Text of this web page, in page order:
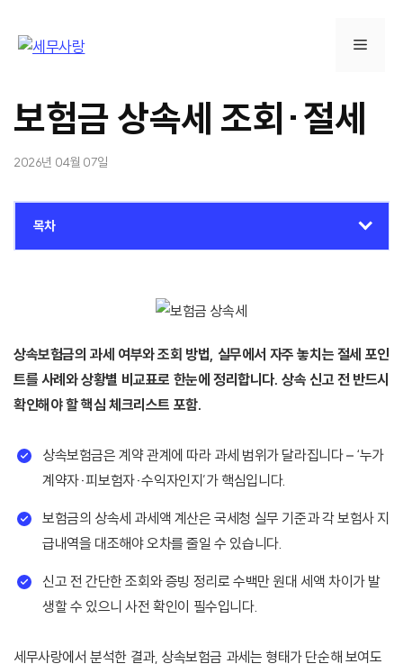
메
보험금 상속세 조회·절세
2026년 04월 07일
목차
상속보험금의 과세 여부와 조회 방법, 실무에서 자주 놓치는 절세 포인
트를 사례와 상황별 비교표로 한눈에 정리합니다. 상속 신고 전 반드시
확인해야 할 핵심 체크리스트 포함.
상속보험금은 계약 관계에 따라 과세 범위가 달라집니다 – ‘누가
계약자·피보험자·수익자인지’가 핵심입니다.
보험금의 상속세 과세액 계산은 국세청 실무 기준과 각 보험사 지
급내역을 대조해야 오차를 줄일 수 있습니다.
신고 전 간단한 조회와 증빙 정리로 수백만 원대 세액 차이가 발
생할 수 있으니 사전 확인이 필수입니다.
세무사랑에서 분석한 결과, 상속보험금 과세는 형태가 단순해 보여도